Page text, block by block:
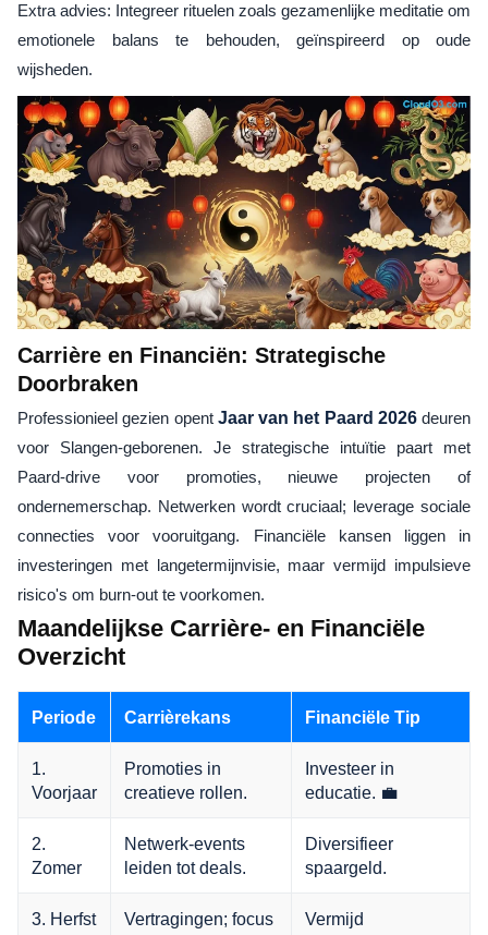
Extra advies: Integreer rituelen zoals gezamenlijke meditatie om
emotionele balans te behouden, geïnspireerd op oude
wijsheden.
Carrière en Financiën: Strategische
Doorbraken
Professionieel gezien opent Jaar van het Paard 2026deuren
voor Slangen-geborenen. Je strategische intuïtie paart met
Paard-drive voor promoties, nieuwe projecten of
ondernemerschap. Netwerken wordt cruciaal; leverage sociale
connecties voor vooruitgang. Financiële kansen liggen in
investeringen met langetermijnvisie, maar vermijd impulsieve
risico's om burn-out te voorkomen.
Maandelijkse Carrière- en Financiële
Overzicht
Periode Carrièrekans Financiële Tip
1.
Voorjaar
Promoties in
creatieve rollen.
Investeer in
educatie. 💼
2.
Zomer
Netwerk-events
leiden tot deals.
Diversifieer
spaargeld.
3. Herfst
Vertragingen; focus
Vermijd